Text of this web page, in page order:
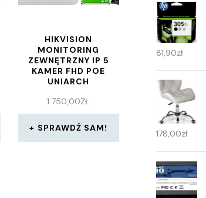
HIKVISION
MONITORING
ZEWNĘTRZNY IP 5
KAMER FHD POE
UNIARCH
1 750,00ZŁ
SPRAWDŹ SAM!
81,90zł
178,00zł